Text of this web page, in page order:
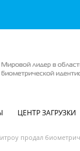
ЦЕНТР ЗАГРУЗКИ
продал